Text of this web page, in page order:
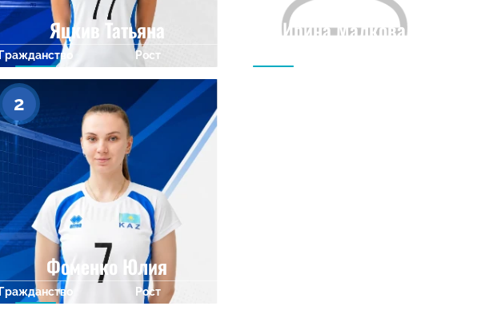
Яцкив Татьяна
Гражданство Рост
0
Ирина Малкова
2
Фоменко Юлия
Гражданство Рост